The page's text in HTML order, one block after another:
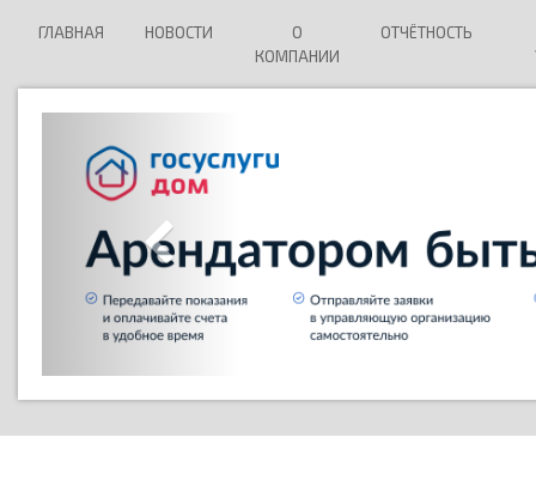
ГЛАВНАЯ НОВОСТИ
О
КОМПАНИИ
ОТЧЁТНОСТЬ